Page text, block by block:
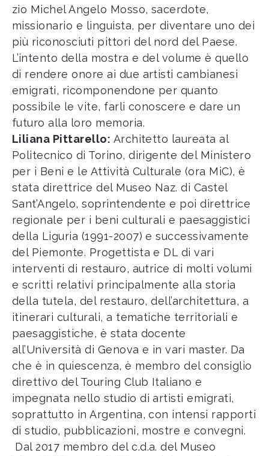
zio Michel Angelo Mosso, sacerdote,
missionario e linguista, per diventare uno dei
più riconosciuti pittori del nord del Paese.
L’intento della mostra e del volume è quello
di rendere onore ai due artisti cambianesi
emigrati, ricomponendone per quanto
possibile le vite, farli conoscere e dare un
futuro alla loro memoria.
Liliana Pittarello: Architetto laureata al
Politecnico di Torino, dirigente del Ministero
per i Beni e le Attività Culturale (ora MiC), è
stata direttrice del Museo Naz. di Castel
Sant’Angelo, soprintendente e poi direttrice
regionale per i beni culturali e paesaggistici
della Liguria (1991-2007) e successivamente
del Piemonte. Progettista e DL di vari
interventi di restauro, autrice di molti volumi
e scritti relativi principalmente alla storia
della tutela, del restauro, dell’architettura, a
itinerari culturali, a tematiche territoriali e
paesaggistiche, è stata docente
all’Università di Genova e in vari master. Da
che è in quiescenza, è membro del consiglio
direttivo del Touring Club Italiano e
impegnata nello studio di artisti emigrati,
soprattutto in Argentina, con intensi rapporti
di studio, pubblicazioni, mostre e convegni.
Dal 2017 membro del c.d.a. del Museo